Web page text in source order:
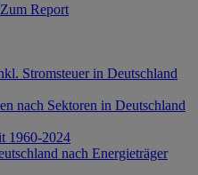
Zum Report
Stromsteuer in Deutschland
nach Sektoren in Deutschland
1960-2024
nach Energieträger